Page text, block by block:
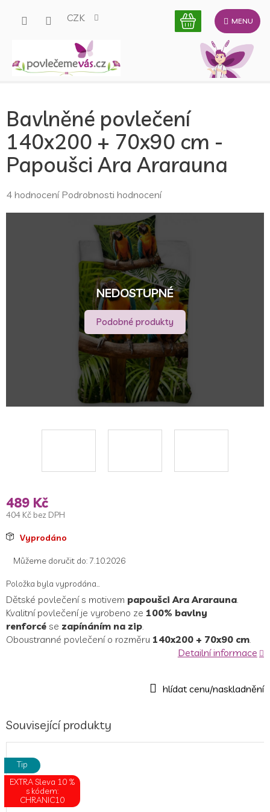
CZK
Bavlněné povlečení
140x200 + 70x90 cm -
Papoušci Ara Ararauna
Průměrné
4 hodnocení Podrobnosti hodnocení
NEDOSTUPNÉ
Podobné produkty
489 Kč
404 Kč bez DPH
Měrná
cena:
Vyprodáno
Můžeme doručit do: 7.10.2026
Položka byla vyprodána…
Dětské povlečení s motivem papoušci Ara Ararauna
Kvalitní povlečení je vyrobeno ze 100% bavlny
renforcé se zapínáním na zip
Oboustranné povlečení o rozměru 140x200 + 70x90 cm
Detailní informace
Související produkty
Tip
EXTRA Sleva 10 %
s kódem:
CHRANIC10